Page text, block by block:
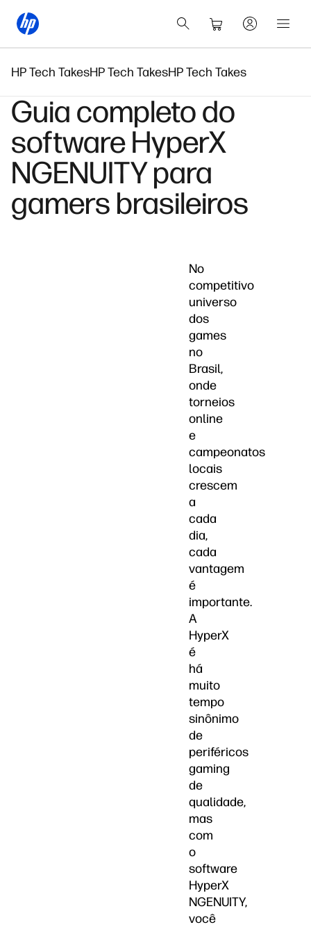
HP Tech TakesHP Tech TakesHP Tech Takes
Guia completo do
software HyperX
NGENUITY para
gamers brasileiros
No
competitivo
universo
dos
games
no
Brasil,
onde
torneios
online
e
campeonatos
locais
crescem
a
cada
dia,
cada
vantagem
é
importante.
A
HyperX
é
há
muito
tempo
sinônimo
de
periféricos
gaming
de
qualidade,
mas
com
o
software
HyperX
NGENUITY,
você